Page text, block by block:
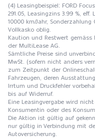
(4) Leasingbeispiel: FORD
291.05, Leasingzins 3.99 %,
10000 km/Jahr,
Vollkasko oblig.
Kaution und Restwert gemäss
der MultiLease AG.
Sämtliche Preise sind
MwSt. (sofern nicht anders
zum Zeitpunkt der
Fahrzeugen, deren
Irrtum und Druckfehler
bis auf Widerruf.
Eine Leasingvergabe wird
Konsumentin oder des
Die Aktion ist gültig auf
nur gültig in Verbindung mit
Autoversicherung.